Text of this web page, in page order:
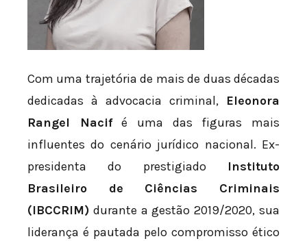
Com uma trajetória de mais de duas décadas
dedicadas à advocacia criminal, Eleonora
Rangel Nacifé uma das figuras mais
influentes do cenário jurídico nacional. Ex-
presidenta do prestigiado Instituto
Brasileiro de Ciências Criminais
(IBCCRIM) durante a gestão 2019/2020, sua
liderança é pautada pelo compromisso ético